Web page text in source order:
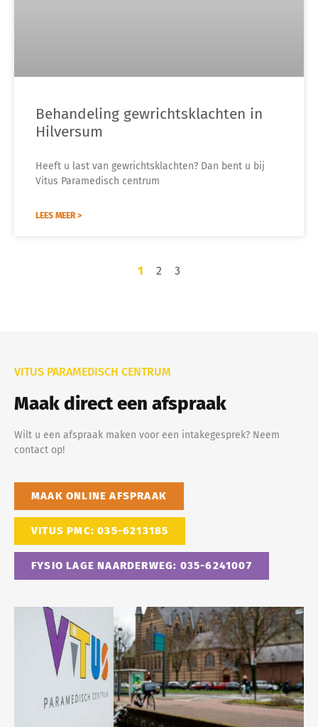
Behandeling gewrichtsklachten in
Hilversum
Heeft u last van gewrichtsklachten? Dan bent u bij
Vitus Paramedisch centrum
LEES MEER >
1 2 3
VITUS PARAMEDISCH CENTRUM
Maak direct een afspraak
Wilt u een afspraak maken voor een intakegesprek? Neem
contact op!
MAAK ONLINE AFSPRAAK
VITUS PMC: 035-6213185
FYSIO LAGE NAARDERWEG: 035-6241007